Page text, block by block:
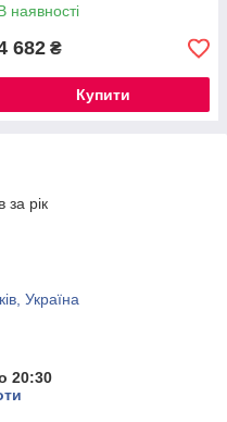
наявності
682 ₴
Купити
за рік
Україна
20:30